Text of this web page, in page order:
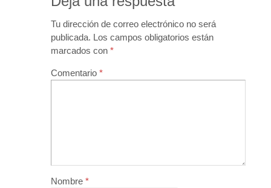
Tu dirección de correo electrónico no será
publicada. Los campos obligatorios están
marcados con *
Comentario *
Nombre *